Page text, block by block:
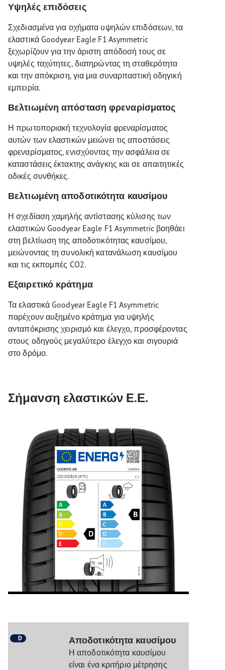
Υψηλές επιδόσεις
Σχεδιασμένα για οχήματα υψηλών επιδόσεων, τα
ελαστικά Goodyear Eagle F1 Asymmetric
ξεχωρίζουν για την άριστη απόδοσή τους σε
υψηλές ταχύτητες, διατηρώντας τη σταθερότητα
και την απόκριση, για μια συναρπαστική οδηγική
εμπειρία.
Βελτιωμένη απόσταση φρεναρίσματος
Η πρωτοποριακή τεχνολογία φρεναρίσματος
αυτών των ελαστικών μειώνει τις αποστάσεις
φρεναρίσματος, ενισχύοντας την ασφάλεια σε
καταστάσεις έκτακτης ανάγκης και σε απαιτητικές
οδικές συνθήκες.
Βελτιωμένη αποδοτικότητα καυσίμου
Η σχεδίαση χαμηλής αντίστασης κύλισης των
ελαστικών Goodyear Eagle F1 Asymmetric βοηθάει
στη βελτίωση της αποδοτικότητας καυσίμου,
μειώνοντας τη συνολική κατανάλωση καυσίμου
και τις εκπομπές CO2.
Εξαιρετικό κράτημα
Τα ελαστικά Goodyear Eagle F1 Asymmetric
παρέχουν αυξημένο κράτημα για υψηλής
ανταπόκρισης χειρισμό και έλεγχο, προσφέροντας
στους οδηγούς μεγαλύτερο έλεγχο και σιγουριά
στο δρόμο.
Σήμανση ελαστικών Ε.Ε.
D Αποδοτικότητα καυσίμου
Η αποδοτικότητα καυσίμου
είναι ένα κριτήριο μέτρησης